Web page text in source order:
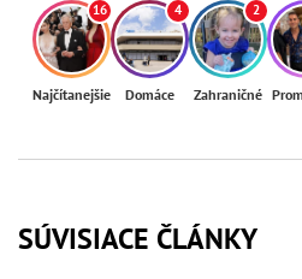
16
Najčítanejšie
4
Domáce
2
Zahraničné
SÚVISIACE ČLÁNKY